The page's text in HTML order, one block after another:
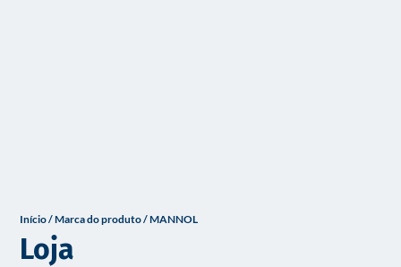
Início/ Marca do produto / MANNOL
Loja